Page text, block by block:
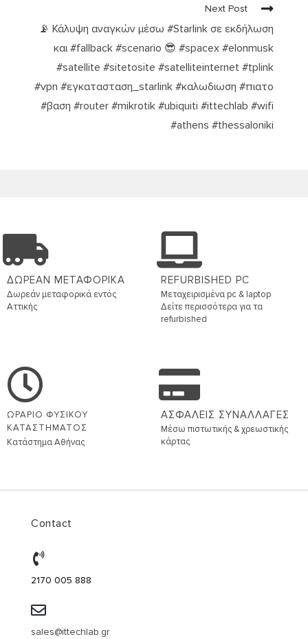
Next Post
📡 Κάλυψη αναγκών μέσω #Starlink σε εκδήλωση
και #fallback #scenario 😎 #spacex #elonmusk
#satellite #sitetosite #satelliteinternet #tplink
#vpn #εγκατασταση_starlink #καλωδιωση #πιατο
#βαση #router #mikrotik #ubiquiti #ittechlab #wifi
#athens #thessaloniki
ΔΩΡΕΑΝ ΜΕΤΑΦΟΡΙΚΑ
Δωρεάν μεταφορικά εντός
Αττικής
REFURBISHED PC
Μεταχειρισμένα pc & laptop
Δείτε περισσότερα για τα
refurbished
ΩΡΑΡΙΟ ΦΥΣΙΚΟΥ
ΚΑΤΑΣΤΗΜΑΤΟΣ
Κατάστημα Αθήνας
ΑΣΦΑΛΕΙΣ ΣΥΝΑΛΛΑΓΕΣ
Μέσω πιστωτικής & χρεωστικής
κάρτας
Contact
2170 005 888
sales@ittechlab.gr